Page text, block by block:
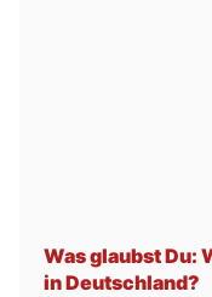
Was glaubst Du:
in Deutschland?